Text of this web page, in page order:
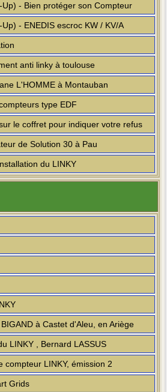
- Bien protéger son Compteur
- ENEDIS escroc KW / KV/A
anti linky à toulouse
L'HOMME à Montauban
type EDF
le coffret pour indiquer votre refus
de Solution 30 à Pau
du LINKY
à Castet d'Aleu, en Ariège
LINKY , Bernard LASSUS
compteur LINKY, émission 2
Grids